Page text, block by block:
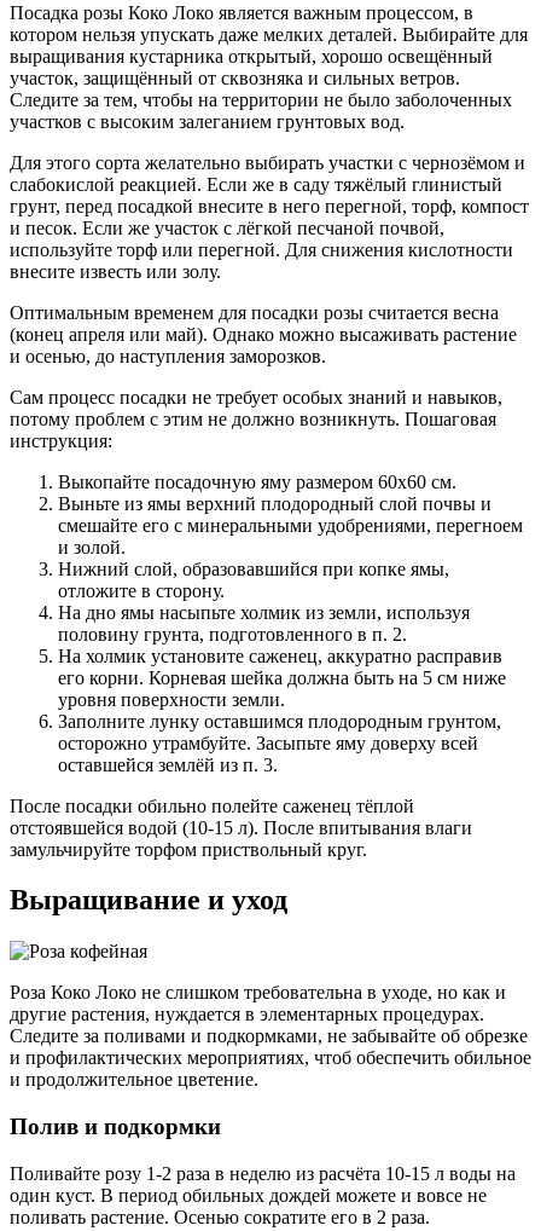
Посадка розы Коко Локо является важным процессом, в
котором нельзя упускать даже мелких деталей. Выбирайте для
выращивания кустарника открытый, хорошо освещённый
участок, защищённый от сквозняка и сильных ветров.
Следите за тем, чтобы на территории не было заболоченных
участков с высоким залеганием грунтовых вод.
Для этого сорта желательно выбирать участки с чернозёмом и
слабокислой реакцией. Если же в саду тяжёлый глинистый
грунт, перед посадкой внесите в него перегной, торф, компост
и песок. Если же участок с лёгкой песчаной почвой,
используйте торф или перегной. Для снижения кислотности
внесите известь или золу.
Оптимальным временем для посадки розы считается весна
(конец апреля или май). Однако можно высаживать растение
и осенью, до наступления заморозков.
Сам процесс посадки не требует особых знаний и навыков,
потому проблем с этим не должно возникнуть. Пошаговая
инструкция:
Выкопайте посадочную яму размером 60х60 см.
Выньте из ямы верхний плодородный слой почвы и
смешайте его с минеральными удобрениями, перегноем
и золой.
Нижний слой, образовавшийся при копке ямы,
отложите в сторону.
На дно ямы насыпьте холмик из земли, используя
половину грунта, подготовленного в п. 2.
На холмик установите саженец, аккуратно расправив
его корни. Корневая шейка должна быть на 5 см ниже
уровня поверхности земли.
Заполните лунку оставшимся плодородным грунтом,
осторожно утрамбуйте. Засыпьте яму доверху всей
оставшейся землёй из п. 3.
После посадки обильно полейте саженец тёплой
отстоявшейся водой (10-15 л). После впитывания влаги
замульчируйте торфом приствольный круг.
Выращивание и уход
Роза Коко Локо не слишком требовательна в уходе, но как и
другие растения, нуждается в элементарных процедурах.
Следите за поливами и подкормками, не забывайте об обрезке
и профилактических мероприятиях, чтоб обеспечить обильное
и продолжительное цветение.
Полив и подкормки
Поливайте розу 1-2 раза в неделю из расчёта 10-15 л воды на
один куст. В период обильных дождей можете и вовсе не
поливать растение. Осенью сократите его в 2 раза.